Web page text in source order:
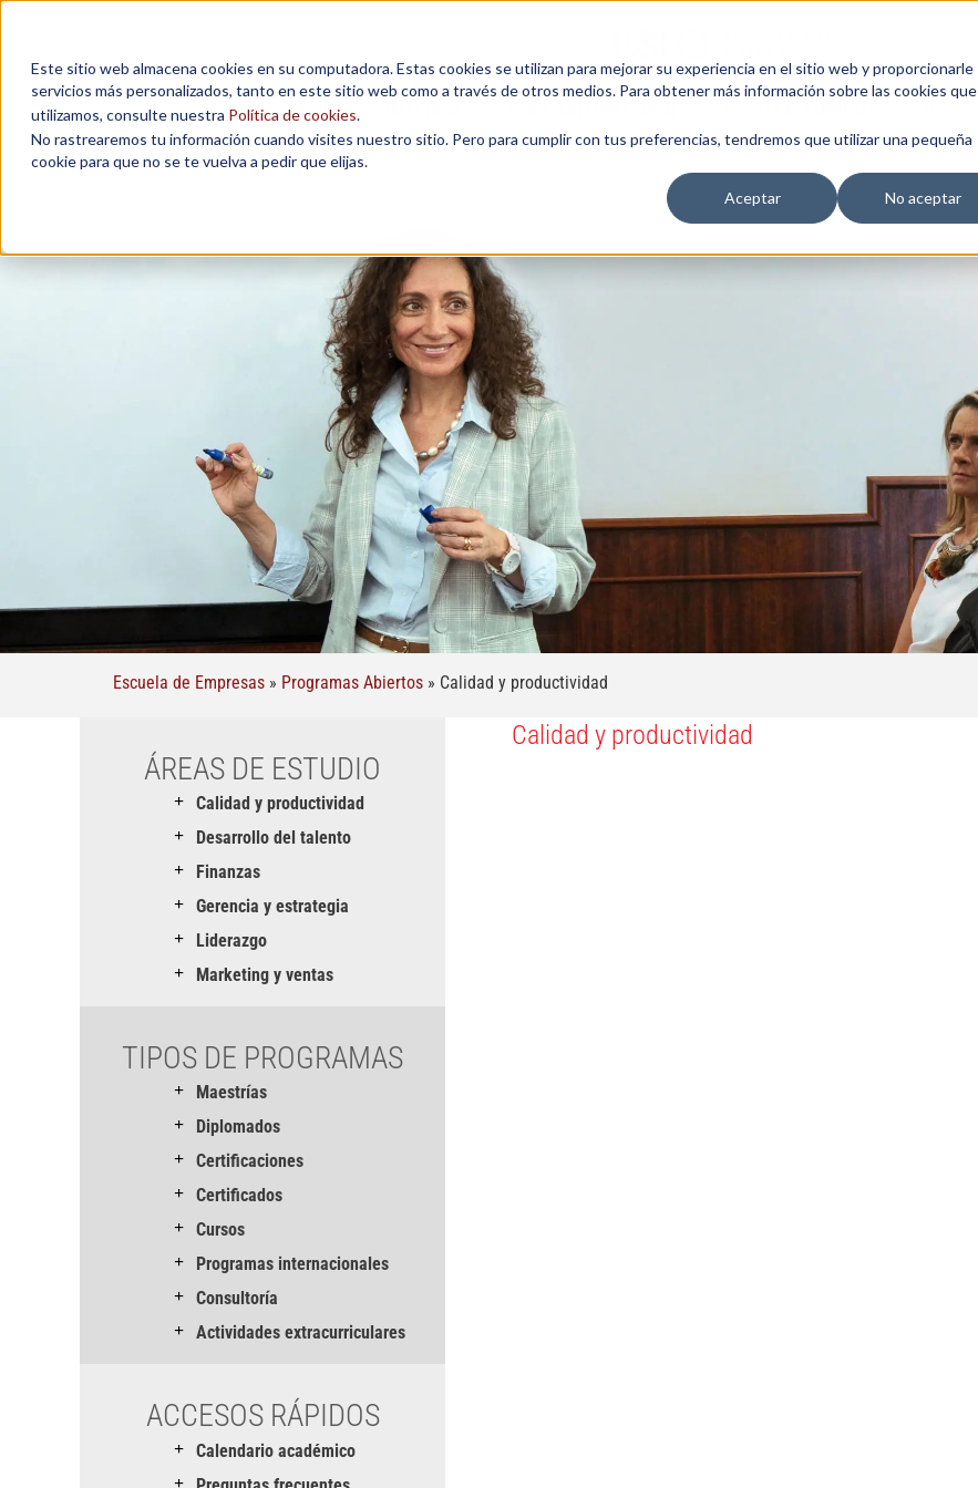
Este sitio web almacena cookies en su computadora. Estas cookies se utilizan para mejorar su experiencia en el sitio web y proporcionarle
servicios más personalizados, tanto en este sitio web como a través de otros medios. Para obtener más información sobre las cookies que
utilizamos, consulte nuestra Política de cookies.
No rastrearemos tu información cuando visites nuestro sitio. Pero para cumplir con tus preferencias, tendremos que utilizar una pequeña
cookie para que no se te vuelva a pedir que elijas.
Aceptar
No aceptar
Escuela de Empresas » Programas Abiertos » Calidad y productividad
ÁREAS DE ESTUDIO
Calidad y productividad
Desarrollo del talento
Finanzas
Gerencia y estrategia
Liderazgo
Marketing y ventas
TIPOS DE PROGRAMAS
Maestrías
Diplomados
Certificaciones
Certificados
Cursos
Programas internacionales
Consultoría
Actividades extracurriculares
ACCESOS RÁPIDOS
Calendario académico
Calidad y productividad